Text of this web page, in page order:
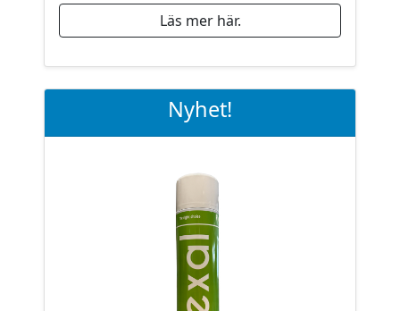
Läs mer här.
Nyhet!